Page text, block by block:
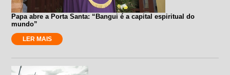
Papa abre a Porta Santa: “Bangui é a capital espiritual do
mundo”
LER MAIS